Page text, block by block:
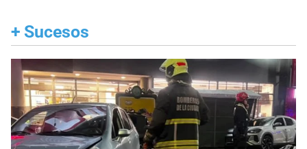
+ Sucesos